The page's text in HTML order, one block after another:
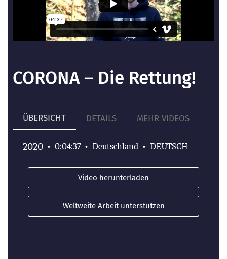
CORONA – Die Rettung!
ÜBERSICHT DETAILS MEHR VIDEOS
2020 • 0:04:37 • Deutschland • DEUTSCH
Video herunterladen
Weltweite Arbeit unterstützen